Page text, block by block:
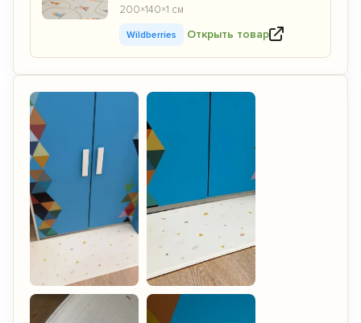
200×140×1 см
Wildberries Открыть товар